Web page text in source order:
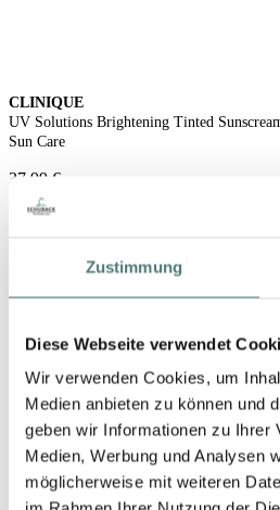
Zustimmung
Diese Webseite verwendet
Wir verwenden Cookies, um
Medien anbieten zu können und
geben wir Informationen zu Ihrer
Medien, Werbung und Analysen
möglicherweise mit weiteren
CLINIQUE
UV Solutions Brightening Tinted
Sun Care
37,99 €
40 ml (94,98 € / 100 ml)